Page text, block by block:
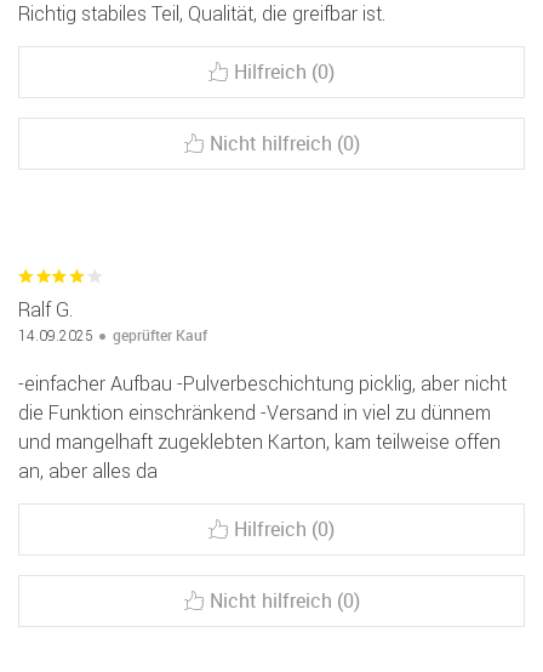
Richtig stabiles Teil, Qualität, die greifbar ist.
Hilfreich (0)
Nicht hilfreich (0)
Ralf G.
14.09.2025 geprüfter Kauf
-einfacher Aufbau -Pulverbeschichtung picklig, aber nicht
die Funktion einschränkend -Versand in viel zu dünnem
und mangelhaft zugeklebten Karton, kam teilweise offen
an, aber alles da
Hilfreich (0)
Nicht hilfreich (0)